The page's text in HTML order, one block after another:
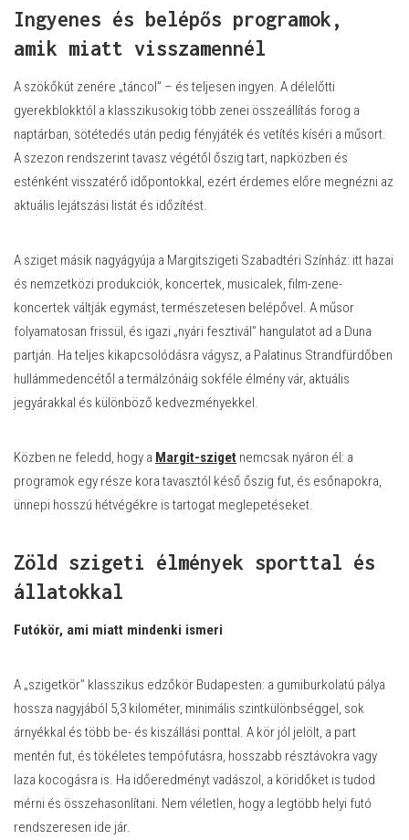
Ingyenes és belépős programok,
amik miatt visszamennél
A szökőkút zenére „táncol” – és teljesen ingyen. A délelőtti
gyerekblokktól a klasszikusokig több zenei összeállítás forog a
naptárban, sötétedés után pedig fényjáték és vetítés kíséri a műsort.
A szezon rendszerint tavasz végétől őszig tart, napközben és
esténként visszatérő időpontokkal, ezért érdemes előre megnézni az
aktuális lejátszási listát és időzítést.
A sziget másik nagyágyúja a Margitszigeti Szabadtéri Színház: itt hazai
és nemzetközi produkciók, koncertek, musicalek, film-zene-
koncertek váltják egymást, természetesen belépővel. A műsor
folyamatosan frissül, és igazi „nyári fesztivál” hangulatot ad a Duna
partján. Ha teljes kikapcsolódásra vágysz, a Palatinus Strandfürdőben
hullámmedencétől a termálzónáig sokféle élmény vár, aktuális
jegyárakkal és különböző kedvezményekkel.
Közben ne feledd, hogy a Margit-sziget nemcsak nyáron él: a
programok egy része kora tavasztól késő őszig fut, és esőnapokra,
ünnepi hosszú hétvégékre is tartogat meglepetéseket.
Zöld szigeti élmények sporttal és
állatokkal
Futókör, ami miatt mindenki ismeri
A „szigetkör” klasszikus edzőkör Budapesten: a gumiburkolatú pálya
hossza nagyjából 5,3 kilométer, minimális szintkülönbséggel, sok
árnyékkal és több be- és kiszállási ponttal. A kör jól jelölt, a part
mentén fut, és tökéletes tempófutásra, hosszabb résztávokra vagy
laza kocogásra is. Ha időeredményt vadászol, a köridőket is tudod
mérni és összehasonlítani. Nem véletlen, hogy a legtöbb helyi futó
rendszeresen ide jár.